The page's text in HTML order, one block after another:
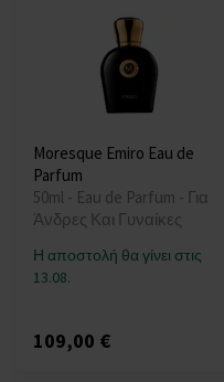
Moresque Emiro Eau de
Parfum
50ml - Eau de Parfum - Για
Άνδρες Και Γυναίκες
Η αποστολή θα γίνει στις
13.08.
109,00 €